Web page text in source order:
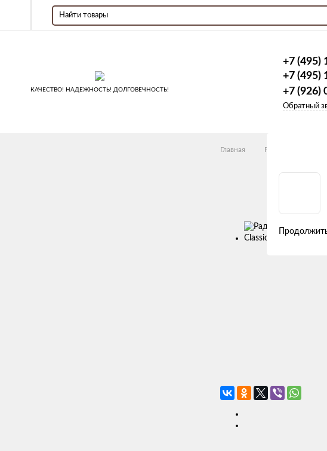
КАЧЕСТВО! НАДЕЖНОСТЬ! ДОЛГОВЕЧНОСТЬ!
+7 (495)
+7 (495)
+7 (926)
Обратный
Главная Радиаторы
товаров